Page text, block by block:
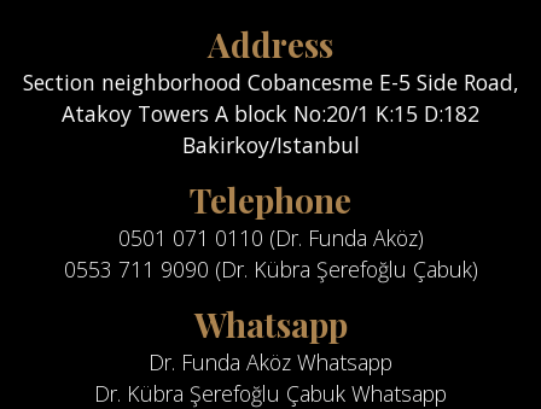
Address
Section neighborhood Cobancesme E-5 Side Road,
Atakoy Towers A block No:20/1 K:15 D:182
Bakirkoy/Istanbul
Telephone
0501 071 0110 (Dr. Funda Aköz)
0553 711 9090 (Dr. Kübra Şerefoğlu Çabuk)
Whatsapp
Dr. Funda Aköz Whatsapp
Dr. Kübra Şerefoğlu Çabuk Whatsapp